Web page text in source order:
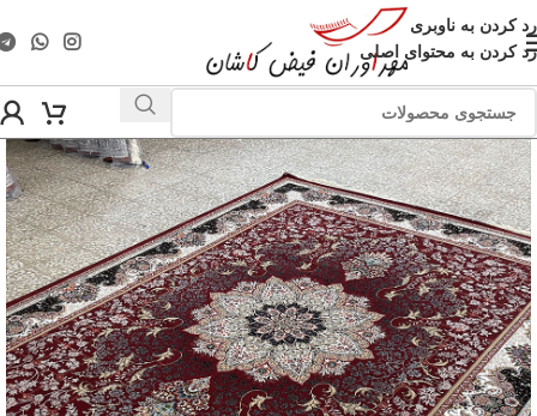
رد کردن به ناوبری
رد کردن به محتوای اصلی